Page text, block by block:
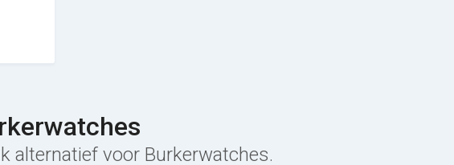
alternatief voor Burkerwatches.